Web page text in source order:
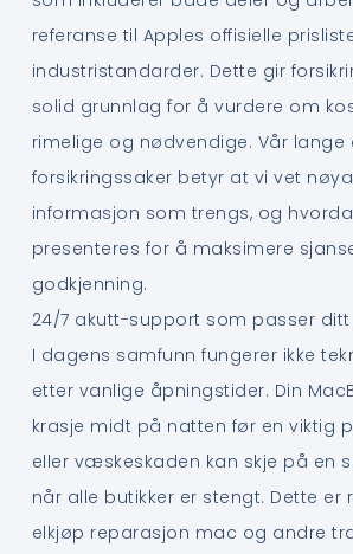
referanse til Apples offisielle
industristandarder. Dette gir
solid grunnlag for å vurdere om
rimelige og nødvendige. Vår lange
forsikringssaker betyr at vi vet
informasjon som trengs, og
presenteres for å maksimere
godkjenning.
24/7 akutt-support som passer
I dagens samfunn fungerer ikke
etter vanlige åpningstider. Din
krasje midt på natten før en viktig
eller væskeskaden kan skje på en
når alle butikker er stengt. Dette er
elkjøp reparasjon mac og andre